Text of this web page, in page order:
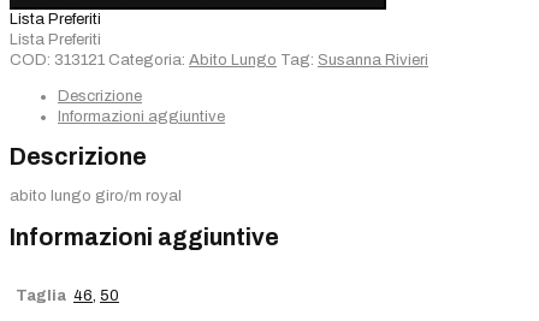
Lungo
Susanna
Rivieri
Lista Preferiti
Lista Preferiti
COD: 313121 Categoria: Abito Lungo Tag: Susanna Rivieri
Descrizione
Informazioni aggiuntive
Descrizione
abito lungo giro/m royal
Informazioni aggiuntive
Taglia 46 50